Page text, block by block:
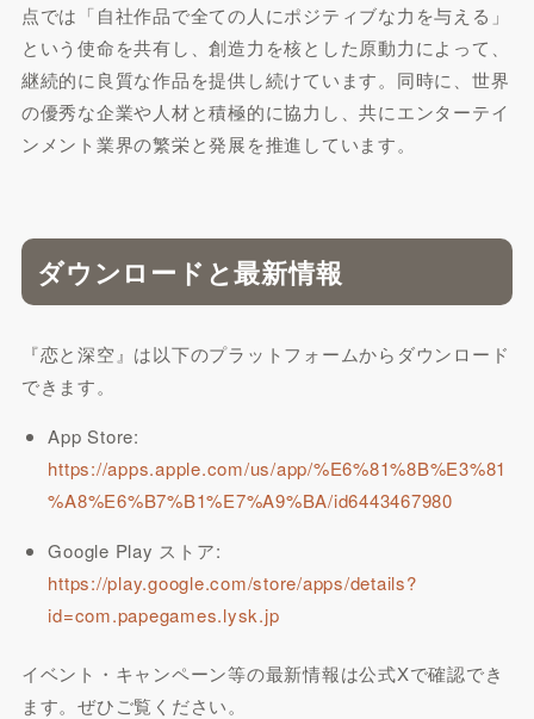
点では「自社作品で全ての人にポジティブな力を与える」
という使命を共有し、創造力を核とした原動力によって、
継続的に良質な作品を提供し続けています。同時に、世界
の優秀な企業や人材と積極的に協力し、共にエンターテイ
ンメント業界の繁栄と発展を推進しています。
ダウンロードと最新情報
『恋と深空』は以下のプラットフォームからダウンロード
できます。
App Store:
https://apps.apple.com/us/app/%E6%81%8B%E3%81
%A8%E6%B7%B1%E7%A9%BA/id6443467980
Google Play ストア:
https://play.google.com/store/apps/details?
id=com.papegames.lysk.jp
イベント・キャンペーン等の最新情報は公式Xで確認でき
ます。ぜひご覧ください。